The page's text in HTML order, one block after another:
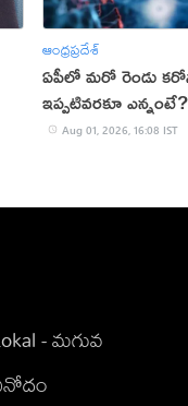
ఆంధ్రప్రదేశ్
ఏపీలో మరో రెండు
ఇప్పటివరకూ ఎన్నంటే?
Aug 01, 2026, 16:08 IST
- మగువ